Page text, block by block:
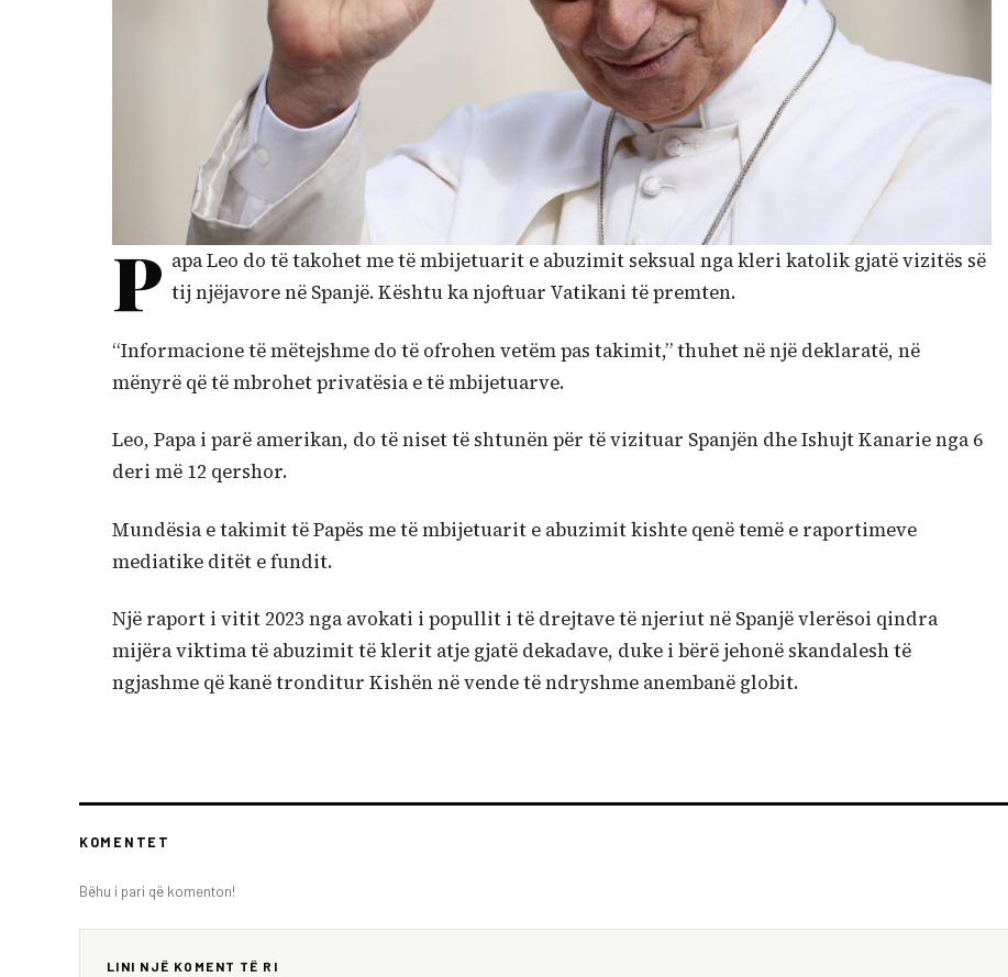
P apa Leo do të takohet me të mbijetuarit e abuzimit seksual nga kleri katolik gjatë vizitës së
tij njëjavore në Spanjë. Kështu ka njoftuar Vatikani të premten.
“Informacione të mëtejshme do të ofrohen vetëm pas takimit,” thuhet në një deklaratë, në
mënyrë që të mbrohet privatësia e të mbijetuarve.
Leo, Papa i parë amerikan, do të niset të shtunën për të vizituar Spanjën dhe Ishujt Kanarie nga 6
deri më 12 qershor.
Mundësia e takimit të Papës me të mbijetuarit e abuzimit kishte qenë temë e raportimeve
mediatike ditët e fundit.
Një raport i vitit 2023 nga avokati i popullit i të drejtave të njeriut në Spanjë vlerësoi qindra
mijëra viktima të abuzimit të klerit atje gjatë dekadave, duke i bërë jehonë skandalesh të
ngjashme që kanë tronditur Kishën në vende të ndryshme anembanë globit.
KOMENTET
Bëhu i pari që komenton!
LINI NJË KOMENT TË RI